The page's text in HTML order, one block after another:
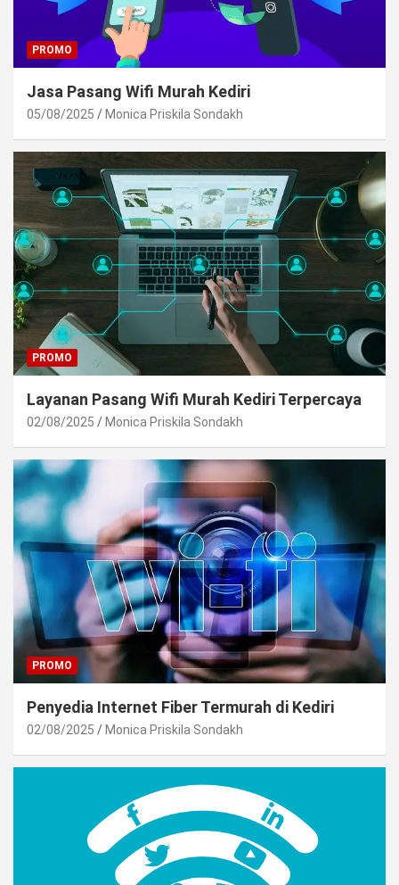
PROMO
Jasa Pasang Wifi Murah Kediri
05/08/2025 Monica Priskila Sondakh
PROMO
Layanan Pasang Wifi Murah Kediri Terpercaya
02/08/2025 Monica Priskila Sondakh
PROMO
Penyedia Internet Fiber Termurah di Kediri
02/08/2025 Monica Priskila Sondakh